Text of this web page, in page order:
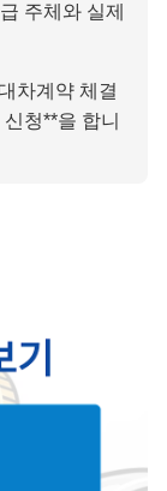
주체와 실제
차계약 체결
청**을 합니